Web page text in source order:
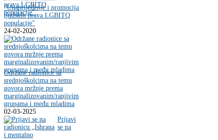
"Unaprijeđenje i promocija
ljudskih prava LGBITQ
populacije"
24-02-2020
Održane radionice sa
srednjoškolcima na temu
govora mržnje prema
marginalizovanim/ranjivim
grupama i među mladima
02-03-2025
Prijavi
se na